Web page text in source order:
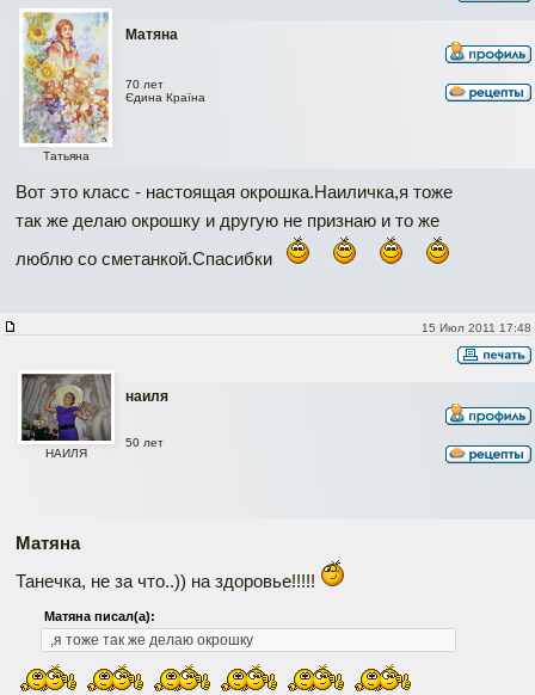
Матяна
Татьяна
70 лет
Єдина Країна
Вот это класс - настоящая окрошка.Наиличка,я тоже
так же делаю окрошку и другую не признаю и то же
люблю со сметанкой.Спасибки
15 Июл 2011 17:48
наиля
НАИЛЯ
50 лет
Матяна
Танечка, не за что..)) на здоровье!!!!!
Матяна писал(а):
,я тоже так же делаю окрошку